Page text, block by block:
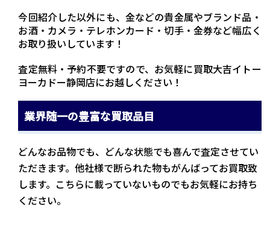
今回紹介した以外にも、金などの貴金属やブランド品・
お酒・カメラ・テレホンカード・切手・金券など幅広く
お取り扱いしています！
査定無料・予約不要ですので、お気軽に買取大吉イトー
ヨーカドー静岡店にお越しください！
業界随一の豊富な買取品目
どんなお品物でも、どんな状態でも喜んで査定させてい
ただきます。他社様で断られた物もがんばってお買取致
します。こちらに載っていないものでもお気軽にお持ち
ください。